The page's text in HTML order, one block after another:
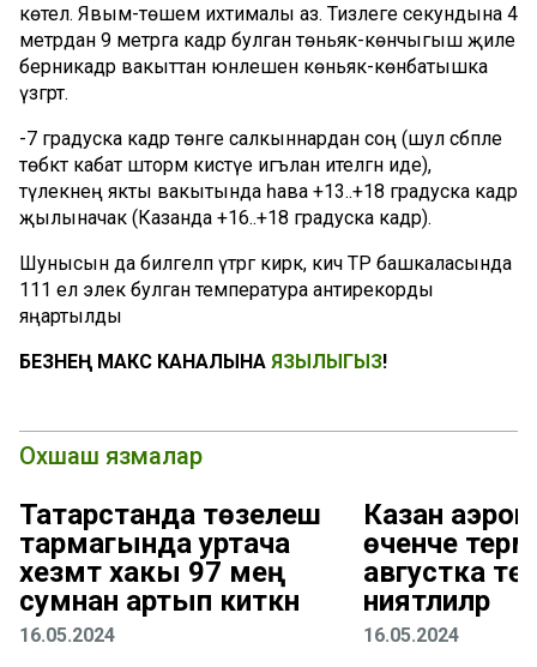
көтелә. Явым-төшем ихтималы аз. Тизлеге секундына 4
метрдан 9 метрга кадәр булган төньяк-көнчыгыш җиле
берникадәр вакыттан юнәлешен көньяк-көнбатышка
үзгәртә.
-7 градуска кадәр төнге салкыннардан соң (шул сәбәпле
төбәктә кабат шторм кисәтүе игълан ителгән иде),
тәүлекнең якты вакытында һава +13..+18 градуска кадәр
җылыначак (Казанда +16..+18 градуска кадәр).
Шунысын да билгеләп үтәргә кирәк, кичә ТР башкаласында
111 ел элек булган температура антирекорды
яңартылды
БЕЗНЕҢ МАКС КАНАЛЫНА ЯЗЫЛЫГЫЗ!
Охшаш язмалар
Татарстанда төзелеш
тармагында уртача
хезмәт хакы 97 мең
сумнан артып киткән
16.05.2024
Казан
өченче
августка
ниятлиләр
16.05.2024